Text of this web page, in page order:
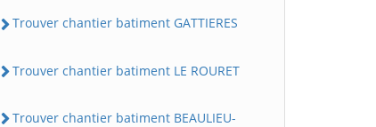
Trouver chantier batiment GATTIERES
Trouver chantier batiment LE ROURET
Trouver chantier batiment BEAULIEU-